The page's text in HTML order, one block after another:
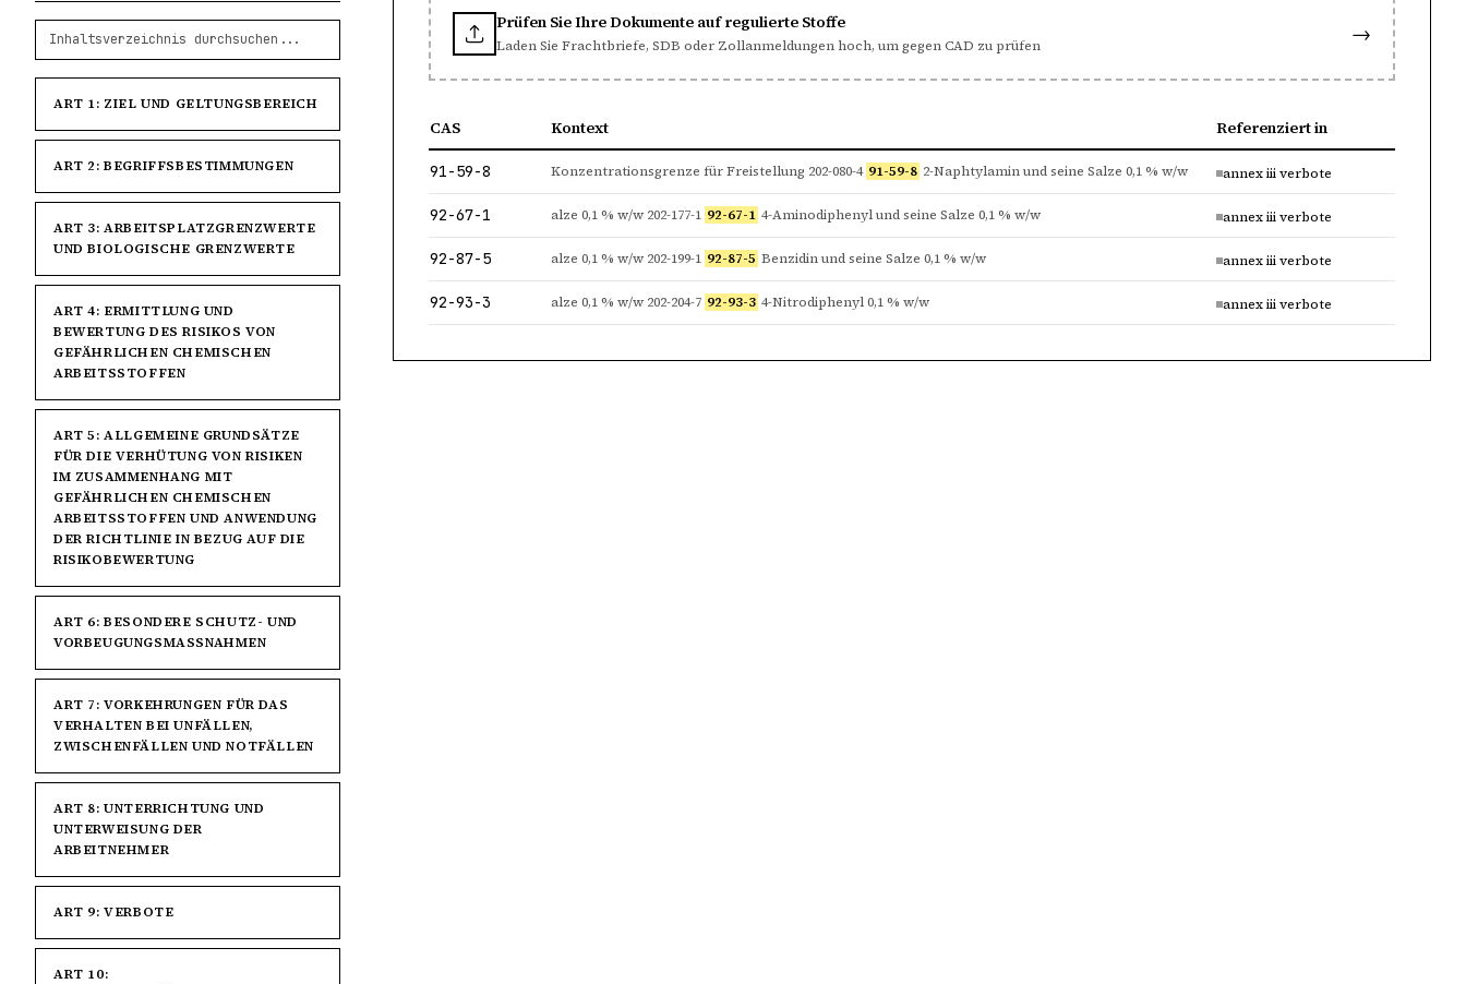
ART 1: ZIEL UND GELTUNGSBEREICH
ART 2: BEGRIFFSBESTIMMUNGEN
ART 3: ARBEITSPLATZGRENZWERTE
UND BIOLOGISCHE GRENZWERTE
ART 4: ERMITTLUNG UND
BEWERTUNG DES RISIKOS VON
GEFÄHRLICHEN CHEMISCHEN
ARBEITSSTOFFEN
ART 5: ALLGEMEINE GRUNDSÄTZE
FÜR DIE VERHÜTUNG VON RISIKEN
IM ZUSAMMENHANG MIT
GEFÄHRLICHEN CHEMISCHEN
ARBEITSSTOFFEN UND ANWENDUNG
DER RICHTLINIE IN BEZUG AUF DIE
RISIKOBEWERTUNG
ART 6: BESONDERE SCHUTZ- UND
VORBEUGUNGSMASSNAHMEN
ART 7: VORKEHRUNGEN FÜR DAS
VERHALTEN BEI UNFÄLLEN,
ZWISCHENFÄLLEN UND NOTFÄLLEN
ART 8: UNTERRICHTUNG UND
UNTERWEISUNG DER
ARBEITNEHMER
ART 9: VERBOTE
ART 10:
Prüfen Sie Ihre Dokumente auf regulierte Stoffe
Laden Sie Frachtbriefe, SDB oder Zollanmeldungen hoch, um gegen CAD zu prüfen →
CAS Kontext Referenziert in
91-59-8 Konzentrationsgrenze für Freistellung 202-080-4 91-59-8 2-Naphtylamin und seine Salze 0,1 % w/w annex iii verbote
92-67-1 alze 0,1 % w/w 202-177-1 92-67-1 4-Aminodiphenyl und seine Salze 0,1 % w/w annex iii verbote
92-87-5 alze 0,1 % w/w 202-199-1 92-87-5 Benzidin und seine Salze 0,1 % w/w annex iii verbote
92-93-3 alze 0,1 % w/w 202-204-7 92-93-3 4-Nitrodiphenyl 0,1 % w/w annex iii verbote